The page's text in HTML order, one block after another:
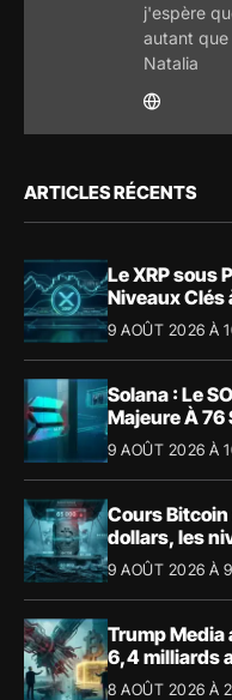
j'espère
autant que
Natalia
ARTICLES RÉCENTS
Le XRP sous
Niveaux Clés
9 AOÛT 2026 À
Solana : Le
Majeure À 76
9 AOÛT 2026 À
Cours
dollars, les
9 AOÛT 2026 À
Trump Media
6,4 milliards
8 AOÛT 2026 À